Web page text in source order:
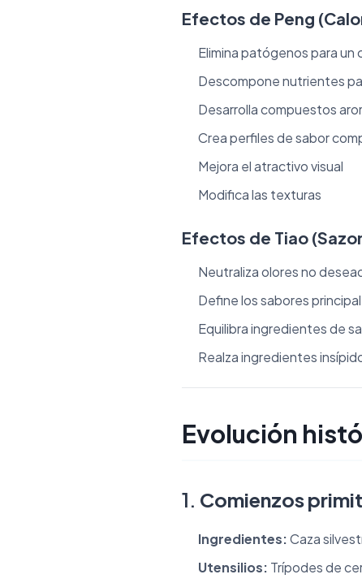
Efectos de Peng
Elimina patógenos para un
Descompone nutrientes
Desarrolla compuestos
Crea perfiles de sabor
Mejora el atractivo visual
Modifica las texturas
Efectos de Tiao
Neutraliza olores no
Define los sabores
Equilibra ingredientes de
Realza ingredientes
Evolución
1. Comienzos
Ingredientes:Caza
Utensilios: Trípodes de